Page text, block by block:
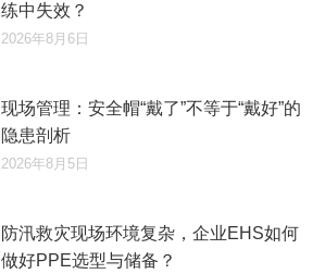
练中失效？
2026年8月6日
现场管理：安全帽“戴了”不等于“戴好”的
隐患剖析
2026年8月5日
防汛救灾现场环境复杂，企业EHS如何
做好PPE选型与储备？